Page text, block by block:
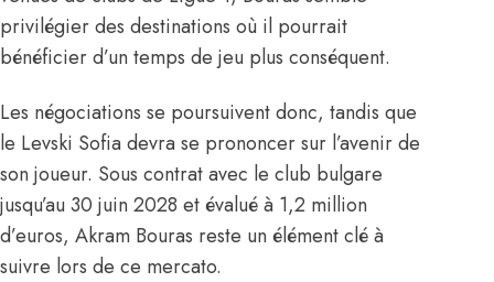
privilégier des destinations où il pourrait
bénéficier d’un temps de jeu plus conséquent.
Les négociations se poursuivent donc, tandis que
le Levski Sofia devra se prononcer sur l’avenir de
son joueur. Sous contrat avec le club bulgare
jusqu’au 30 juin 2028 et évalué à 1,2 million
d’euros, Akram Bouras reste un élément clé à
suivre lors de ce mercato.